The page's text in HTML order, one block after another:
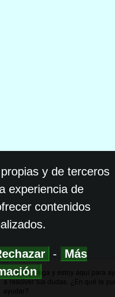
y de terceros
experiencia de
contenidos
-
Más